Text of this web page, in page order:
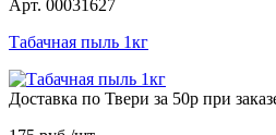
Арт. 00031627
Табачная пыль 1кг
Доставка по Твери за 50р при